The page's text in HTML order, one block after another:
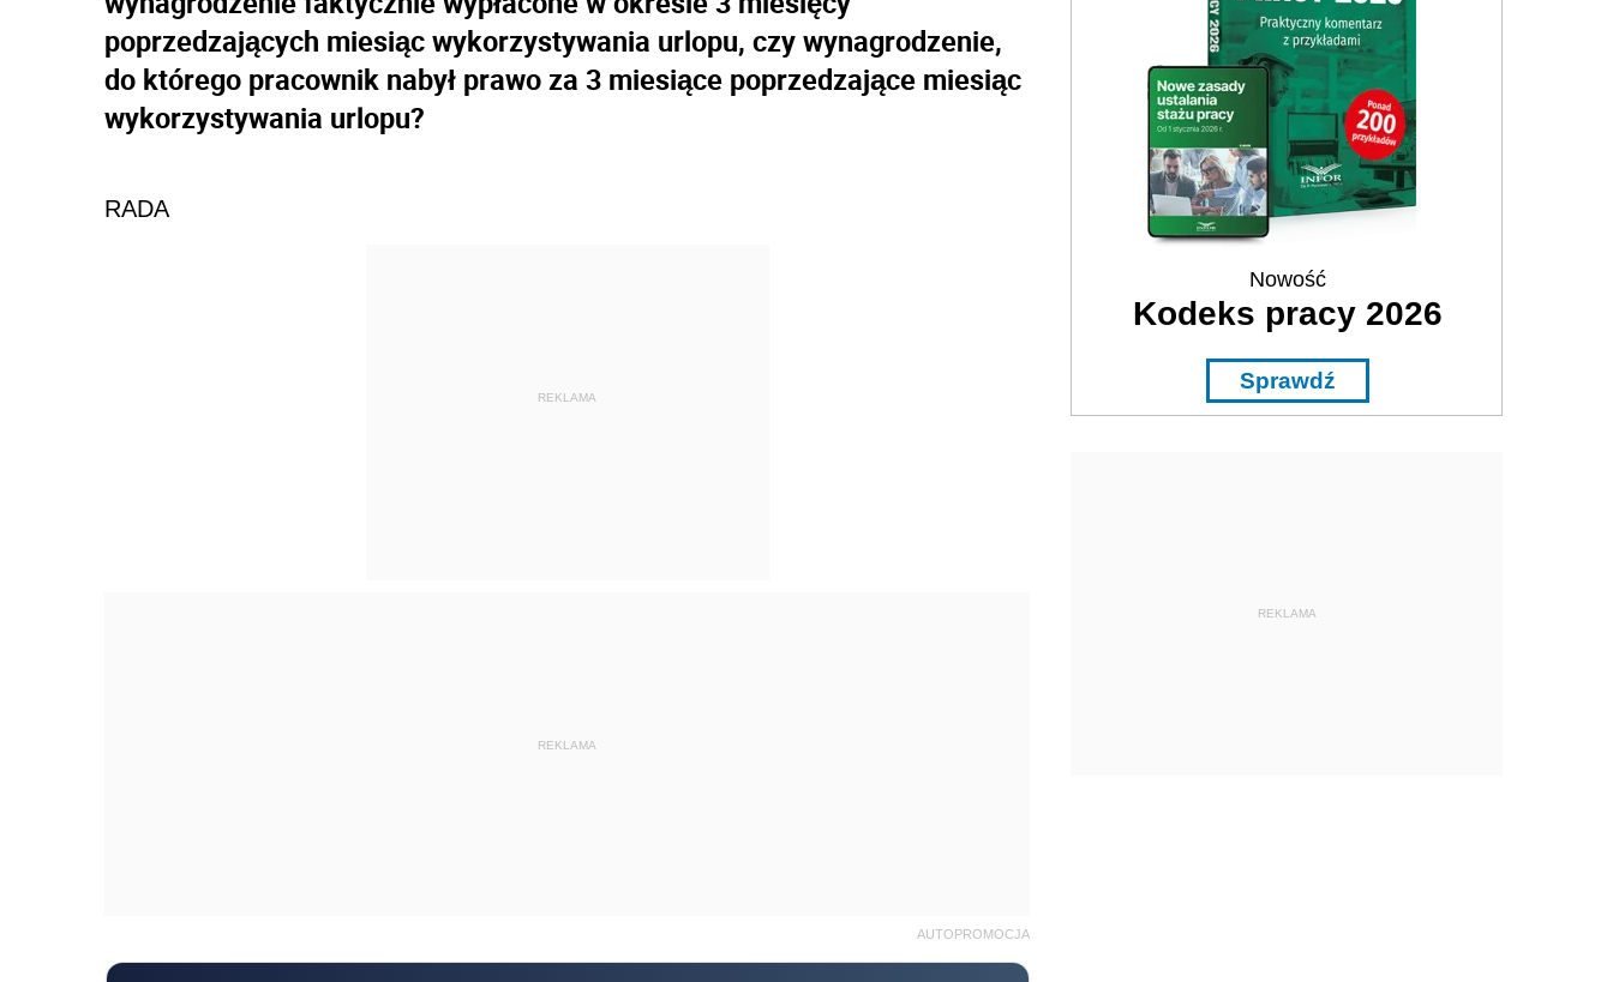
poprzedzających miesiąc wykorzystywania urlopu, czy wynagrodzenie,
do którego pracownik nabył prawo za 3 miesiące poprzedzające miesiąc
wykorzystywania urlopu?
RADA
REKLAMA
REKLAMA
AUTOPROMOCJA
Nowość
Kodeks pracy 2026
Sprawdź
REKLAMA